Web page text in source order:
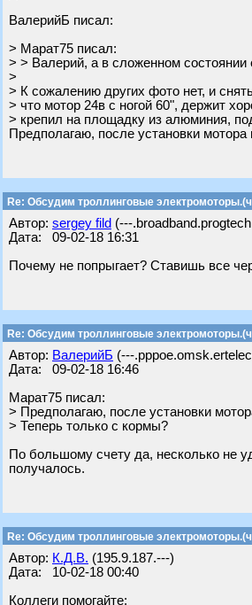
ВалерийБ писал:
> Марат75 писал:
> > Валерий, а в сложенном состоянии
>
> К сожалению других фото нет, и
> что мотор 24в с ногой 60", держит
> крепил на площадку из алюминия,
Предполагаю, после установки
Re: Обсудим троллинговые
Автор: sergey fild (---
Дата: 09-02-18 16:31
Почему не попрыгает? Ставишь все
Re: Обсудим троллинговые
Автор: ВалерийБ (---
Дата: 09-02-18 16:46
Марат75 писал:
> Предполагаю, после установки
> Теперь только с кормы?
По большому счету да, несколько не
получалось.
Re: Обсудим троллинговые
Автор: К.Д.В. (195.9.187.---)
Дата: 10-02-18 00:40
Коллеги помогайте: